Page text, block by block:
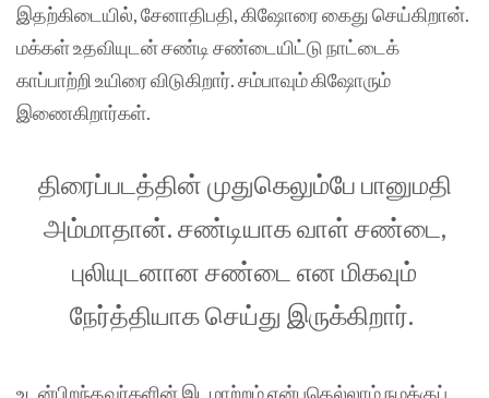
இதற்கிடையில், சேனாதிபதி, கிஷோரை கைது செய்கிறான்.
மக்கள் உதவியுடன் சண்டி சண்டையிட்டு நாட்டைக்
காப்பாற்றி உயிரை விடுகிறார். சம்பாவும் கிஷோரும்
இணைகிறார்கள்.
திரைப்படத்தின் முதுகெலும்பே பானுமதி
அம்மாதான். சண்டியாக வாள் சண்டை,
புலியுடனான சண்டை என மிகவும்
நேர்த்தியாக செய்து இருக்கிறார்.
உடன்பிறந்தவர்களின் இடமாற்றம் என்பதெல்லாம் நமக்குப்